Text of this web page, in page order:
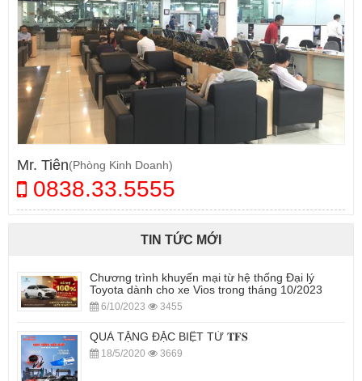
Mr. Tiên(Phòng Kinh Doanh)
0838.33.5555
TIN TỨC MỚI
Chương trình khuyến mại từ hệ thống Đại lý
Toyota dành cho xe Vios trong tháng 10/2023
6/10/2023 3455
QUÀ TẶNG ĐẶC BIỆT TỪ 𝐓𝐅𝐒
18/5/2020 3669